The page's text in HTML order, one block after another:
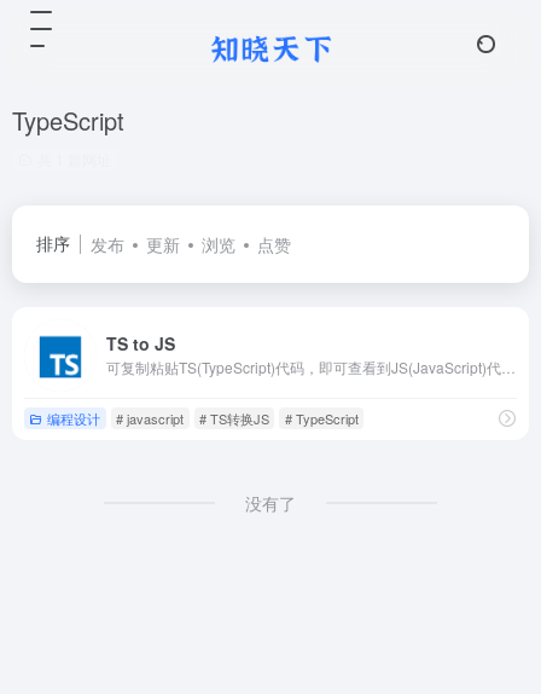
TypeScript
排序 发布 更新 浏览 点赞
TS to JS
编程设计 # javascript # TS转换JS # TypeScript
没有了